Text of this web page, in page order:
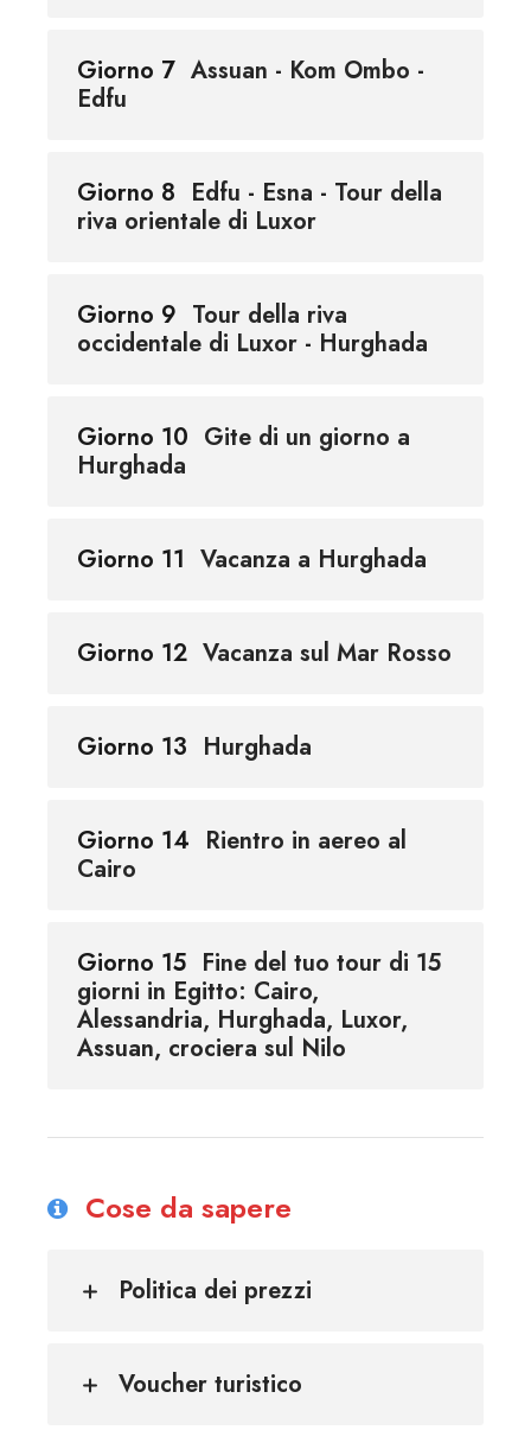
Giorno 7 Assuan - Kom Ombo -
Edfu
Giorno 8 Edfu - Esna - Tour della
riva orientale di Luxor
Giorno 9 Tour della riva
occidentale di Luxor - Hurghada
Giorno 10 Gite di un giorno a
Hurghada
Giorno 11 Vacanza a Hurghada
Giorno 12 Vacanza sul Mar Rosso
Giorno 13 Hurghada
Giorno 14 Rientro in aereo al
Cairo
Giorno 15 Fine del tuo tour di 15
giorni in Egitto: Cairo,
Alessandria, Hurghada, Luxor,
Assuan, crociera sul Nilo
Cose da sapere
Politica dei prezzi
Voucher turistico